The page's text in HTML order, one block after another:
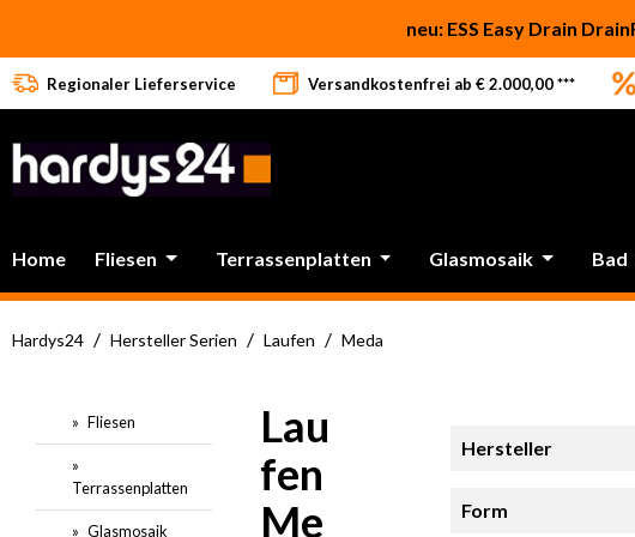
neu: ESS Easy Drain
Regionaler Lieferservice Versandkostenfrei ab € 2.000,00 ***
Home Fliesen Terrassenplatten Glasmosaik Bad
Hardys24 / Hersteller Serien / Laufen / Meda
Fliesen
Terrassenplatten
Glasmosaik
Lau
fen
Me
Hersteller
Form